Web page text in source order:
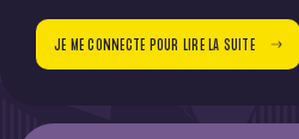
JE ME CONNECTE POUR LIRE LA SUITE